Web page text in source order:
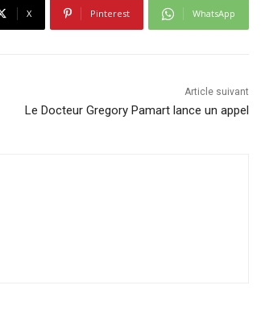
X Pinterest WhatsApp
Article suivant
Le Docteur Gregory Pamart lance un appel